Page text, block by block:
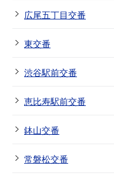
広尾五丁目交番
東交番
渋谷駅前交番
恵比寿駅前交番
鉢山交番
常磐松交番